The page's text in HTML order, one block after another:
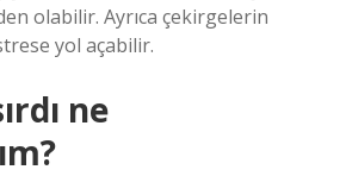
olabilir. Ayrıca çekirgelerin
yol açabilir.
ne